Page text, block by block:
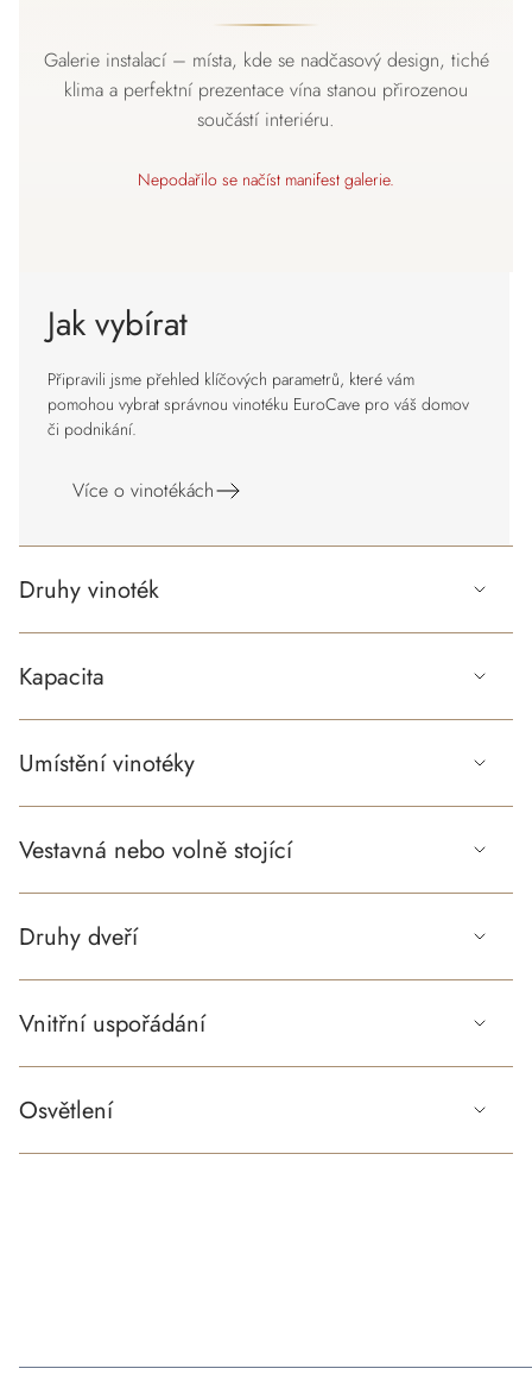
Galerie instalací – místa, kde se nadčasový design, tiché
klima a perfektní prezentace vína stanou přirozenou
součástí interiéru.
Nepodařilo se načíst manifest galerie.
Jak vybírat
Připravili jsme přehled klíčových parametrů, které vám
pomohou vybrat správnou vinotéku EuroCave pro váš domov
či podnikání.
Více o vinotékách
Druhy vinoték
Kapacita
Umístění vinotéky
Vestavná nebo volně stojící
Druhy dveří
Vnitřní uspořádání
Osvětlení